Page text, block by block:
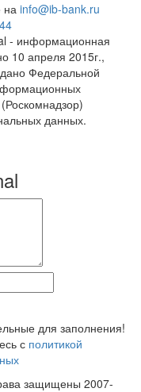
на info@ib-bank.ru
- информационная
10 апреля 2015г.,
Федеральной
данных.
для заполнения!
с политикой
защищены 2007-